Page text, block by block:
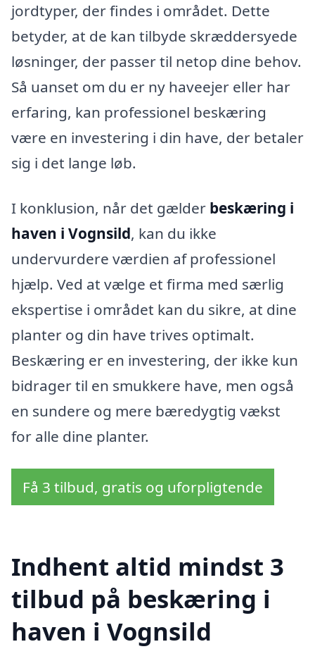
jordtyper, der findes i området. Dette
betyder, at de kan tilbyde skræddersyede
løsninger, der passer til netop dine behov.
Så uanset om du er ny haveejer eller har
erfaring, kan professionel beskæring
være en investering i din have, der betaler
sig i det lange løb.
I konklusion, når det gælder beskæring i
haven i Vognsild, kan du ikke
undervurdere værdien af professionel
hjælp. Ved at vælge et firma med særlig
ekspertise i området kan du sikre, at dine
planter og din have trives optimalt.
Beskæring er en investering, der ikke kun
bidrager til en smukkere have, men også
en sundere og mere bæredygtig vækst
for alle dine planter.
Få 3 tilbud, gratis og uforpligtende
Indhent altid mindst 3
tilbud på beskæring i
haven i Vognsild